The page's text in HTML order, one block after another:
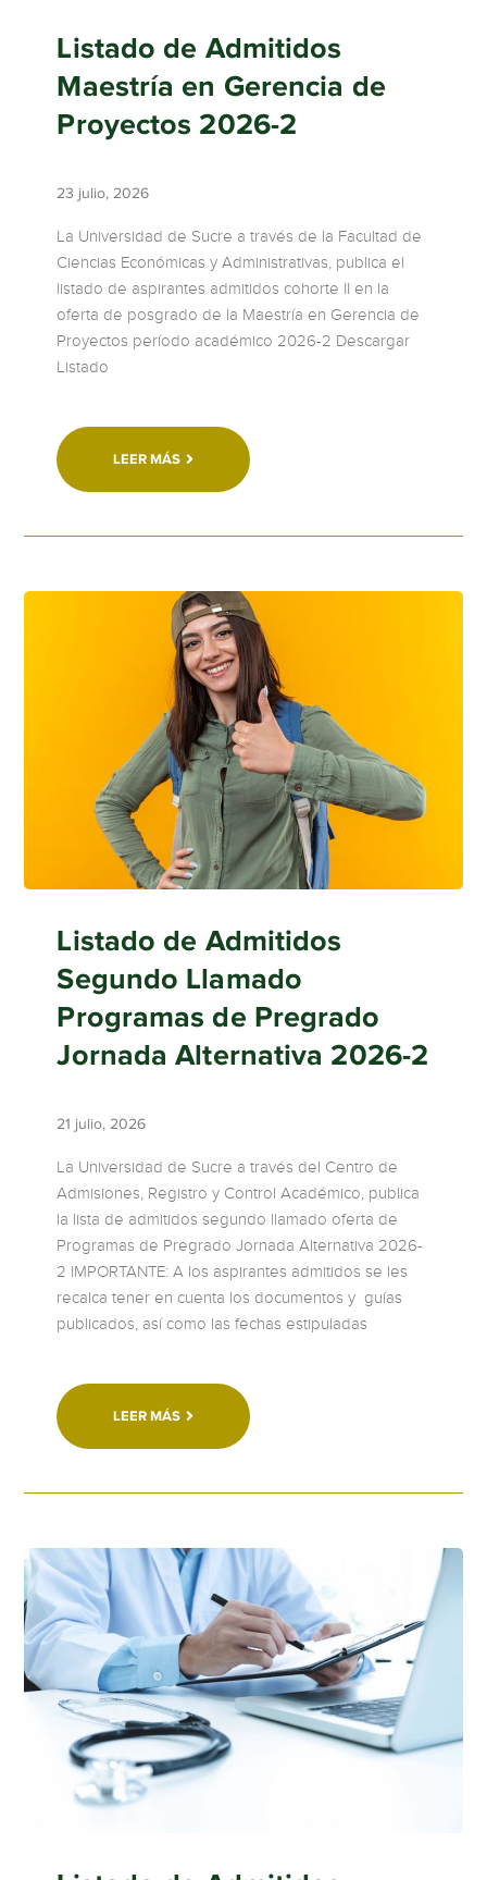
Listado de Admitidos
Maestría en Gerencia de
Proyectos 2026-2
23 julio, 2026
La Universidad de Sucre a través de la Facultad de
Ciencias Económicas y Administrativas, publica el
listado de aspirantes admitidos cohorte II en la
oferta de posgrado de la Maestría en Gerencia de
Proyectos período académico 2026-2 Descargar
Listado
LEER MÁS
Listado de Admitidos
Segundo Llamado
Programas de Pregrado
Jornada Alternativa 2026-2
21 julio, 2026
La Universidad de Sucre a través del Centro de
Admisiones, Registro y Control Académico, publica
la lista de admitidos segundo llamado oferta de
Programas de Pregrado Jornada Alternativa 2026-
2 IMPORTANTE: A los aspirantes admitidos se les
recalca tener en cuenta los documentos y guías
publicados, así como las fechas estipuladas
LEER MÁS